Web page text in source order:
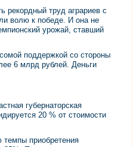
рекордный труд аграриев с
волю к победе. И она не
урожай, ставший
поддержкой со стороны
6 млрд рублей. Деньги
губернаторская
20 % от стоимости
приобретения